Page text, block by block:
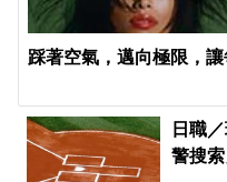
踩著空氣，邁向極限，
日職
警搜